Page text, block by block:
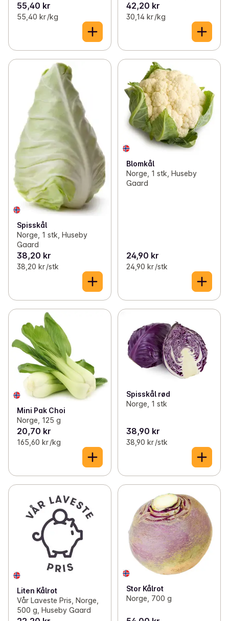
55,40 kr
55,40 kr /kg
42,20 kr
30,14 kr /kg
Spisskål
Norge, 1 stk, Huseby
Gaard
38,20 kr
38,20 kr /stk
Blomkål
Norge, 1 stk, Huseby
Gaard
24,90 kr
24,90 kr /stk
Mini Pak Choi
Norge, 125 g
20,70 kr
165,60 kr /kg
Spisskål rød
Norge, 1 stk
38,90 kr
38,90 kr /stk
Liten Kålrot
Vår Laveste Pris, Norge,
500 g, Huseby Gaard
Stor Kålrot
Norge, 700 g